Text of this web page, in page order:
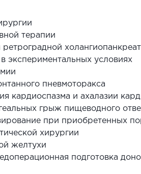
терапии
экспериментальных условиях
пневмоторакса
кардиоспазма и ахалазии
грыж пищеводного
при приобретенных
хирургии
желтухи
подготовка